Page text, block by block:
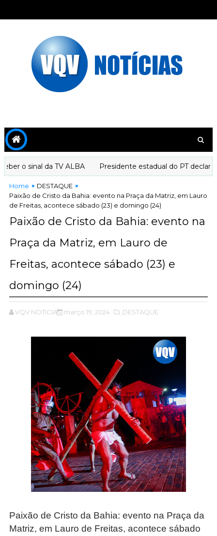
o sinal da TV ALBA Presidente estadual do PT declara
Home
DESTAQUE
Paixão de Cristo da Bahia: evento na Praça da Matriz, em Lauro
de Freitas, acontece sábado (23) e domingo (24)
Paixão de Cristo da Bahia: evento na
Praça da Matriz, em Lauro de
Freitas, acontece sábado (23) e
domingo (24)
VQV NOTICIAS março 19, 2024 ,DESTAQUE
Paixão de Cristo da Bahia: evento na Praça da
Matriz, em Lauro de Freitas, acontece sábado